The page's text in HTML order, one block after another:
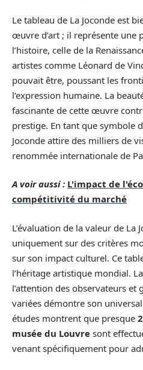
Le tableau de La Joconde est
œuvre d’art ; il représente une
l’histoire, celle de la
artistes comme Léonard de
pouvait être, poussant les
l’expression humaine. La
fascinante de cette œuvre
prestige. En tant que symbole
Joconde attire des milliers de
renommée internationale de
A voir aussi : L'impact de
compétitivité du marché
L’évaluation de la valeur de La
uniquement sur des critères
sur son impact culturel. Ce
l’héritage artistique mondial.
l’attention des observateurs
variées démontre son
études montrent que presque
musée du Louvre sont
venant spécifiquement pour